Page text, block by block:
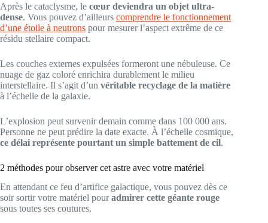
Après le cataclysme, le cœur deviendra un objet ultra-
dense. Vous pouvez d’ailleurs comprendre le fonctionnement
d’une étoile à neutrons pour mesurer l’aspect extrême de ce
résidu stellaire compact.
Les couches externes expulsées formeront une nébuleuse. Ce
nuage de gaz coloré enrichira durablement le milieu
interstellaire. Il s’agit d’un véritable recyclage de la matière
à l’échelle de la galaxie.
L’explosion peut survenir demain comme dans 100 000 ans.
Personne ne peut prédire la date exacte. À l’échelle cosmique,
ce délai représente pourtant un simple battement de cil.
2 méthodes pour observer cet astre avec votre matériel
En attendant ce feu d’artifice galactique, vous pouvez dès ce
soir sortir votre matériel pouradmirer cette géante rouge
sous toutes ses coutures.